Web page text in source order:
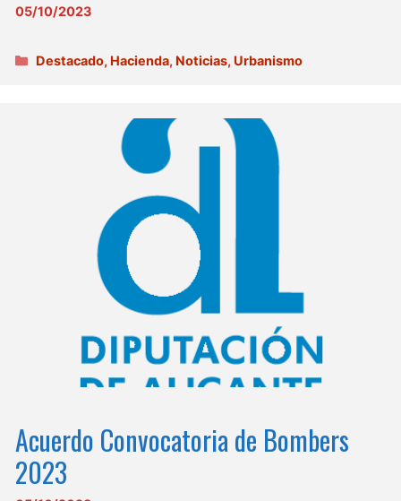
05/10/2023
Categorías
Destacado, Hacienda, Noticias, Urbanismo
Acuerdo Convocatoria de Bombers
2023